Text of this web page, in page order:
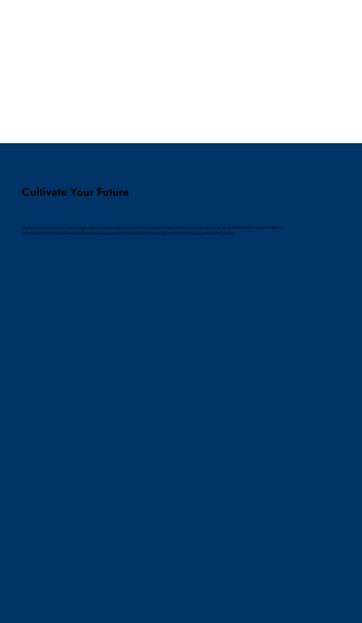
Cultivate Your Future
Sluit je aan bij een team van toegewijde professionals met een no-nonsense mentaliteit en een passie voor uitmuntendheid. We waarderen
vakmanschap en bieden mogelijkheden voor groei en ontwikkeling in een dynamische en innovatieve omgeving.